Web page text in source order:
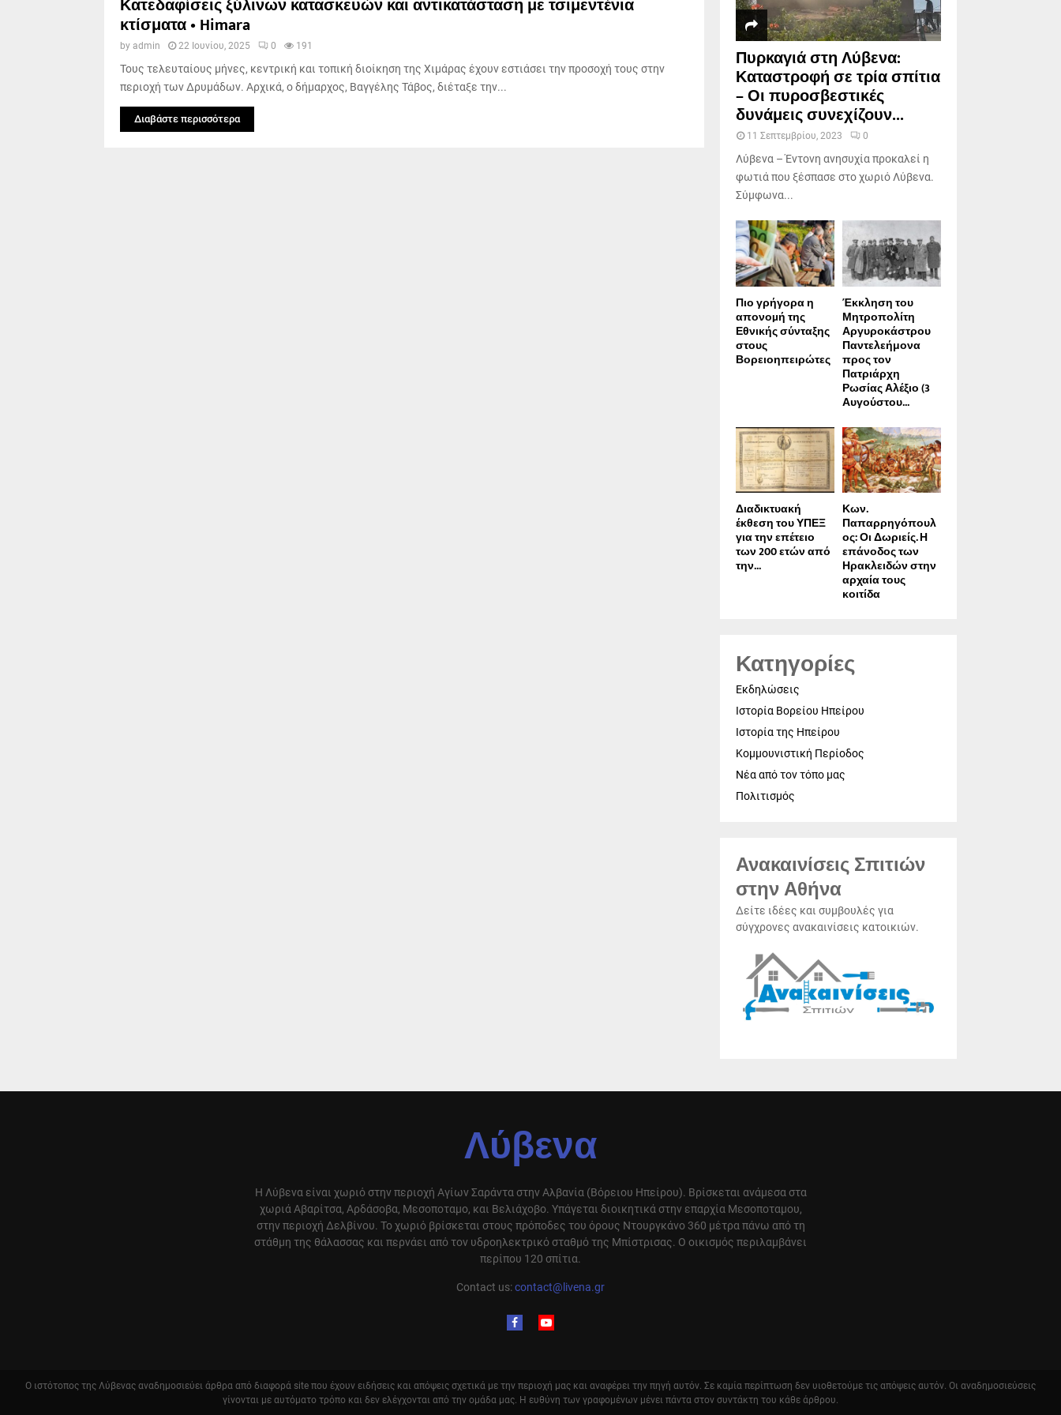
Κατεδαφίσεις ξύλινων κατασκευών και αντικατάσταση με τσιμεντένια
κτίσματα • Himara
by admin 22 Ιουνίου, 2025 0 191
Τους τελευταίους μήνες, κεντρική και τοπική διοίκηση της Χιμάρας έχουν εστιάσει την προσοχή τους στην
περιοχή των Δρυμάδων. Αρχικά, ο δήμαρχος, Βαγγέλης Τάβος, διέταξε την...
Διαβάστε περισσότερα
Πυρκαγιά στη Λύβενα:
Καταστροφή σε τρία σπίτια
– Οι πυροσβεστικές
δυνάμεις συνεχίζουν...
11 Σεπτεμβρίου, 2023 0
Λύβενα – Έντονη ανησυχία προκαλεί η
φωτιά που ξέσπασε στο χωριό Λύβενα.
Σύμφωνα...
Πιο γρήγορα η
απονοµή της
Εθνικής σύνταξης
στους
Βορειοηπειρώτες
Έκκληση του
Μητροπολίτη
Αργυροκάστρου
Παντελεήμονα
προς τον
Πατριάρχη
Ρωσίας Αλέξιο (3
Αυγούστου...
Διαδικτυακή
έκθεση του ΥΠΕΞ
για την επέτειο
των 200 ετών από
την...
Κων.
Παπαρρηγόπουλ
ος: Οι Δωριείς. Η
επάνοδος των
Ηρακλειδών στην
αρχαία τους
κοιτίδα
Κατηγορίες
Εκδηλώσεις
Ιστορία Βορείου Ηπείρου
Ιστορία της Ηπείρου
Κομμουνιστική Περίοδος
Νέα από τον τόπο μας
Πολιτισμός
Ανακαινίσεις Σπιτιών
στην Αθήνα
Δείτε ιδέες και συμβουλές για
σύγχρονες ανακαινίσεις κατοικιών.
Λύβενα
Η Λύβενα είναι χωριό στην περιοχή Αγίων Σαράντα στην Αλβανία (Βόρειου Ηπείρου). Βρίσκεται ανάμεσα στα
χωριά Αβαρίτσα, Αρδάσοβα, Μεσοποταμο, και Βελιάχοβο. Υπάγεται διοικητικά στην επαρχία Μεσοποταμου,
στην περιοχή Δελβίνου. Το χωριό βρίσκεται στους πρόποδες του όρους Ντουργκάνο 360 μέτρα πάνω από τη
στάθμη της θάλασσας και περνάει από τον υδροηλεκτρικό σταθμό της Μπίστρισας. Ο οικισμός περιλαμβάνει
περίπου 120 σπίτια.
Contact us:contact@livena.gr
Ο ιστότοπος της Λύβενας αναδημοσιεύει άρθρα από διαφορά site που έχουν ειδήσεις και απόψεις σχετικά με την περιοχή μας και αναφέρει την πηγή αυτόν. Σε καμία περίπτωση δεν υιοθετούμε τις απόψεις αυτόν. Οι αναδημοσιεύσεις
γίνονται με αυτόματο τρόπο και δεν ελέγχονται από την ομάδα μας. Η ευθύνη των γραφομένων μένει πάντα στον συντάκτη του κάθε άρθρου.